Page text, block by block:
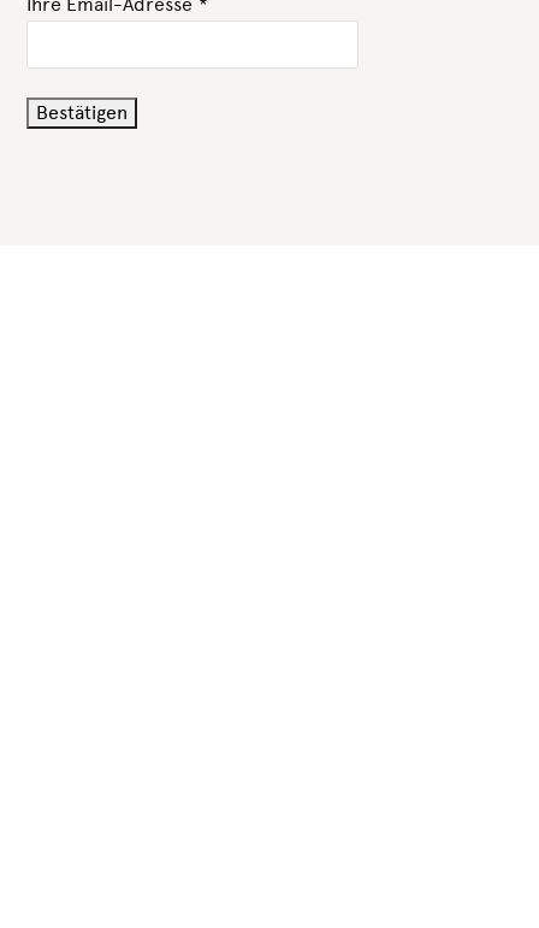
Bestätigen